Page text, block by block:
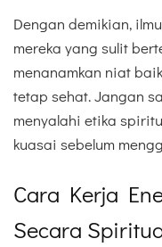
Dengan demikian,
mereka yang sulit
menanamkan niat
tetap sehat. Jangan
menyalahi etika
kuasai sebelum
Cara Kerja
Secara